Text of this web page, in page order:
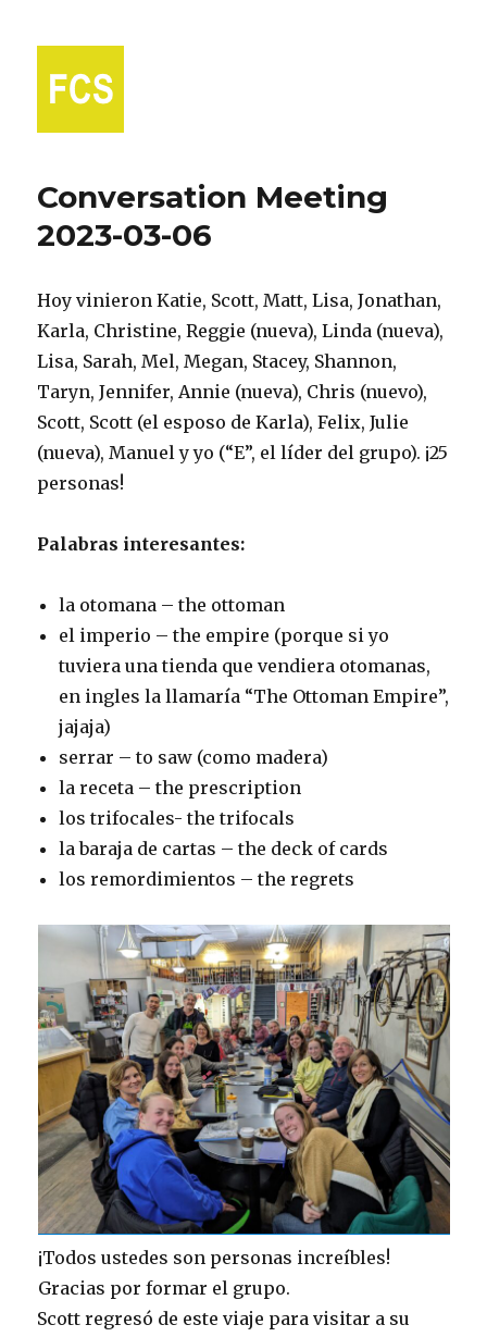
Conversation Meeting
2023-03-06
Hoy vinieron Katie, Scott, Matt, Lisa, Jonathan,
Karla, Christine, Reggie (nueva), Linda (nueva),
Lisa, Sarah, Mel, Megan, Stacey, Shannon,
Taryn, Jennifer, Annie (nueva), Chris (nuevo),
Scott, Scott (el esposo de Karla), Felix, Julie
(nueva), Manuel y yo (“E”, el líder del grupo). ¡25
personas!
Palabras interesantes:
la otomana – the ottoman
el imperio – the empire (porque si yo
tuviera una tienda que vendiera otomanas,
en ingles la llamaría “The Ottoman Empire”,
jajaja)
serrar – to saw (como madera)
la receta – the prescription
los trifocales- the trifocals
la baraja de cartas – the deck of cards
los remordimientos – the regrets
¡Todos ustedes son personas increíbles!
Gracias por formar el grupo.
Scott regresó de este viaje para visitar a su